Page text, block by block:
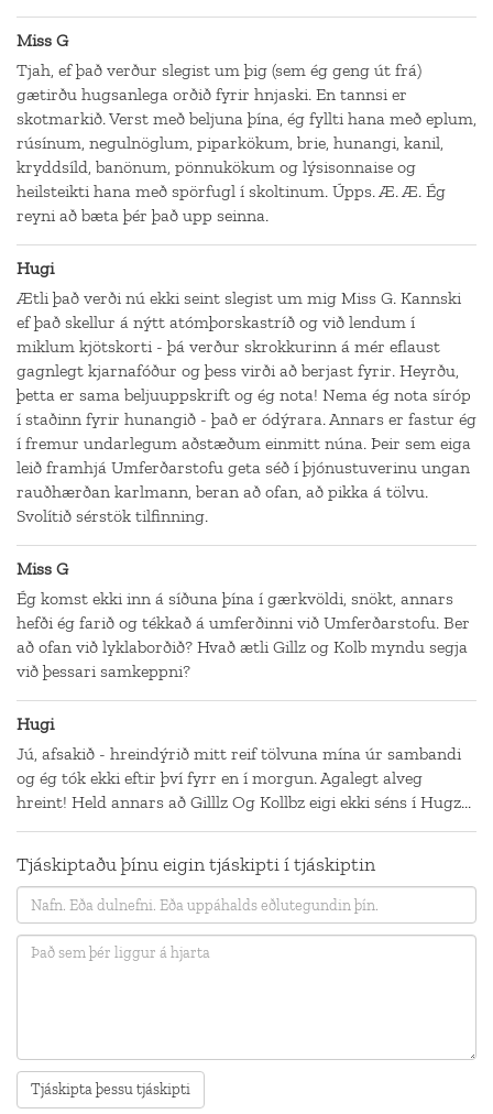
Miss G
Tjah, ef það verður slegist um þig (sem ég geng út frá)
gætirðu hugsanlega orðið fyrir hnjaski. En tannsi er
skotmarkið. Verst með beljuna þína, ég fyllti hana með eplum,
rúsínum, negulnöglum, piparkökum, brie, hunangi, kanil,
kryddsíld, banönum, pönnukökum og lýsisonnaise og
heilsteikti hana með spörfugl í skoltinum. Úpps. Æ. Æ. Ég
reyni að bæta þér það upp seinna.
Hugi
Ætli það verði nú ekki seint slegist um mig Miss G. Kannski
ef það skellur á nýtt atómþorskastríð og við lendum í
miklum kjötskorti - þá verður skrokkurinn á mér eflaust
gagnlegt kjarnafóður og þess virði að berjast fyrir. Heyrðu,
þetta er sama beljuuppskrift og ég nota! Nema ég nota síróp
í staðinn fyrir hunangið - það er ódýrara. Annars er fastur ég
í fremur undarlegum aðstæðum einmitt núna. Þeir sem eiga
leið framhjá Umferðarstofu geta séð í þjónustuverinu ungan
rauðhærðan karlmann, beran að ofan, að pikka á tölvu.
Svolítið sérstök tilfinning.
Miss G
Ég komst ekki inn á síðuna þína í gærkvöldi, snökt, annars
hefði ég farið og tékkað á umferðinni við Umferðarstofu. Ber
að ofan við lyklaborðið? Hvað ætli Gillz og Kolb myndu segja
við þessari samkeppni?
Hugi
Jú, afsakið - hreindýrið mitt reif tölvuna mína úr sambandi
og ég tók ekki eftir því fyrr en í morgun. Agalegt alveg
hreint! Held annars að Gilllz Og Kollbz eigi ekki séns í Hugz...
Tjáskiptaðu þínu eigin tjáskipti í tjáskiptin